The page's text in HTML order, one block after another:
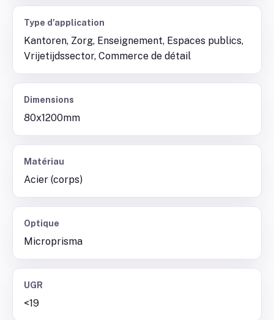
Type d'application
Kantoren, Zorg, Enseignement, Espaces publics,
Vrijetijdssector, Commerce de détail
Dimensions
80x1200mm
Matériau
Acier (corps)
Optique
Microprisma
UGR
<19